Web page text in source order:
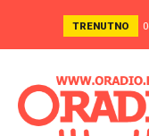
TRENUTNO